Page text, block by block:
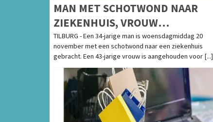
MAN MET SCHOTWOND NAAR
ZIEKENHUIS, VROUW
AANGEHOUDEN
TILBURG - Een 34-jarige man is woensdagmiddag 20
november met een schotwond naar een ziekenhuis
gebracht. Een 43-jarige vrouw is aangehouden voor [...]